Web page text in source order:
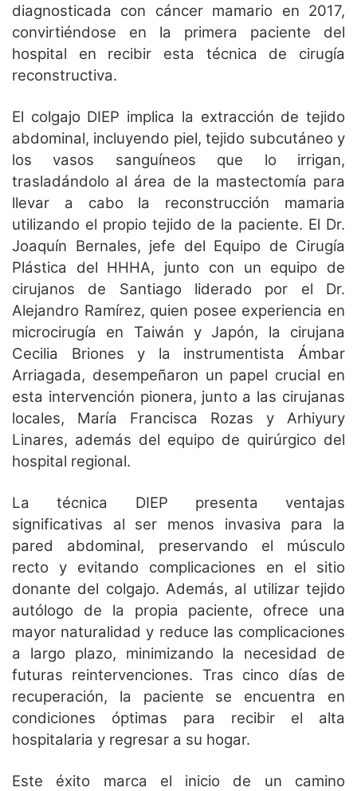
diagnosticada con cáncer mamario en 2017,
convirtiéndose en la primera paciente del
hospital en recibir esta técnica de cirugía
reconstructiva.
El colgajo DIEP implica la extracción de tejido
abdominal, incluyendo piel, tejido subcutáneo y
los vasos sanguíneos que lo irrigan,
trasladándolo al área de la mastectomía para
llevar a cabo la reconstrucción mamaria
utilizando el propio tejido de la paciente. El Dr.
Joaquín Bernales, jefe del Equipo de Cirugía
Plástica del HHHA, junto con un equipo de
cirujanos de Santiago liderado por el Dr.
Alejandro Ramírez, quien posee experiencia en
microcirugía en Taiwán y Japón, la cirujana
Cecilia Briones y la instrumentista Ámbar
Arriagada, desempeñaron un papel crucial en
esta intervención pionera, junto a las cirujanas
locales, María Francisca Rozas y Arhiyury
Linares, además del equipo de quirúrgico del
hospital regional.
La técnica DIEP presenta ventajas
significativas al ser menos invasiva para la
pared abdominal, preservando el músculo
recto y evitando complicaciones en el sitio
donante del colgajo. Además, al utilizar tejido
autólogo de la propia paciente, ofrece una
mayor naturalidad y reduce las complicaciones
a largo plazo, minimizando la necesidad de
futuras reintervenciones. Tras cinco días de
recuperación, la paciente se encuentra en
condiciones óptimas para recibir el alta
hospitalaria y regresar a su hogar.
Este éxito marca el inicio de un camino